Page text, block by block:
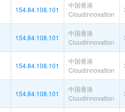
154.84.108.101
中国香港
Cloudinnovation
154.84.108.101
中国香港
Cloudinnovation
154.84.108.101
中国香港
Cloudinnovation
154.84.108.101
中国香港
Cloudinnovation